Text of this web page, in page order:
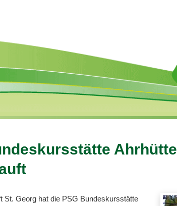
Ahrhütte
St. Georg hat die PSG Bundeskursstätte